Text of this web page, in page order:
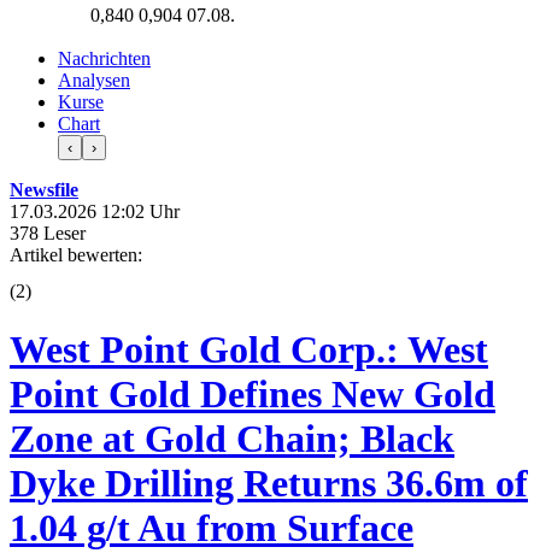
0,840 0,904 07.08.
Nachrichten
Analysen
Kurse
Chart
‹ ›
Newsfile
17.03.2026 12:02 Uhr
378 Leser
Artikel bewerten:
(2)
West Point Gold Corp.: West
Point Gold Defines New Gold
Zone at Gold Chain; Black
Dyke Drilling Returns 36.6m of
1.04 g/t Au from Surface